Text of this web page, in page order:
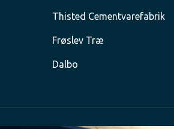
Thisted Cementvarefabrik
Frøslev Træ
Dalbo